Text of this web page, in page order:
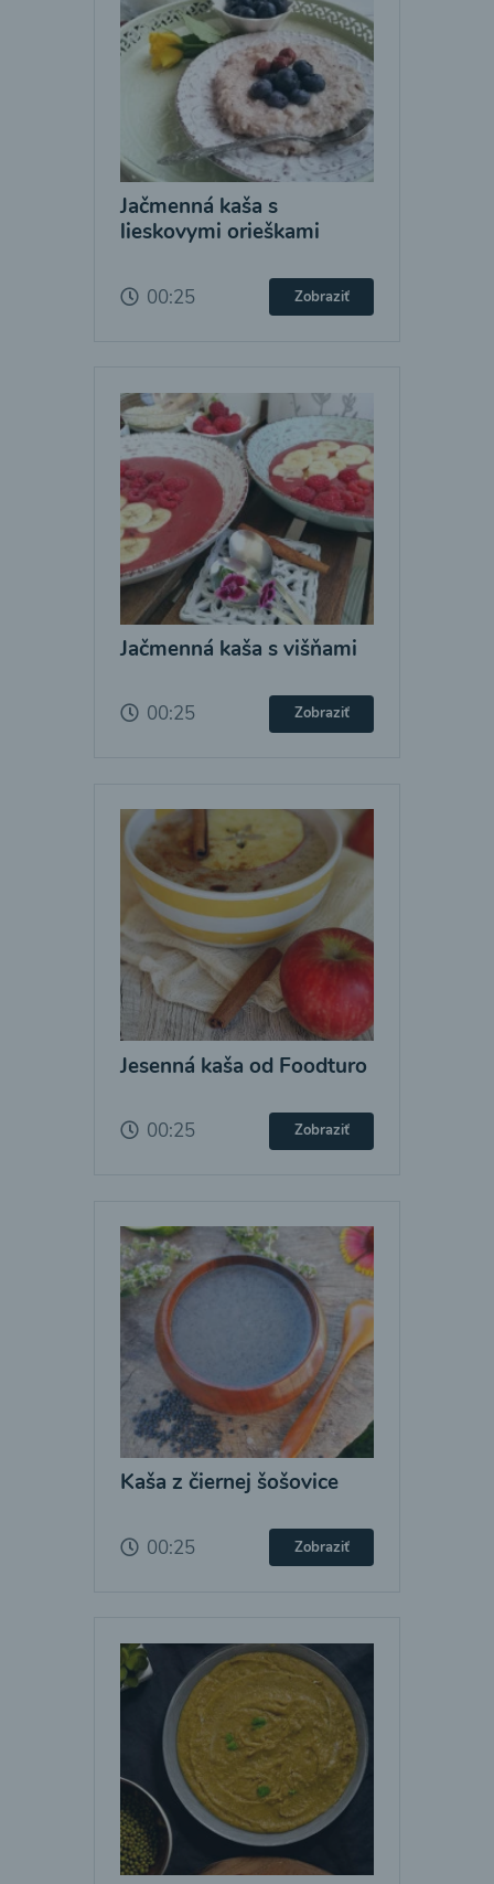
Jačmenná kaša s
lieskovymi orieškami
00:25 Zobraziť
Jačmenná kaša s višňami
00:25 Zobraziť
Jesenná kaša od Foodturo
00:25 Zobraziť
Kaša z čiernej šošovice
00:25 Zobraziť